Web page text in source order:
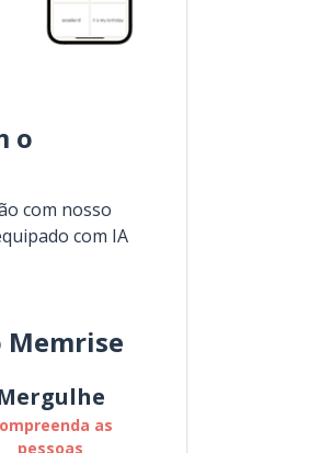
o
com nosso
com IA
Memrise
as
pessoas